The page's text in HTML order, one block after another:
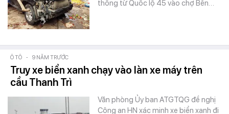
thông từ Quốc lộ 45 vào chợ Bến…
Ô TÔ - 9 NĂM TRƯỚC
Truy xe biển xanh chạy vào làn xe máy trên
cầu Thanh Trì
Văn phòng Ủy ban ATGTQG đề nghị
Công an HN xác minh xe biển xanh đi